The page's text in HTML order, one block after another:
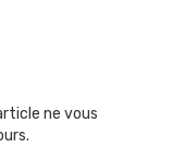
ne vous